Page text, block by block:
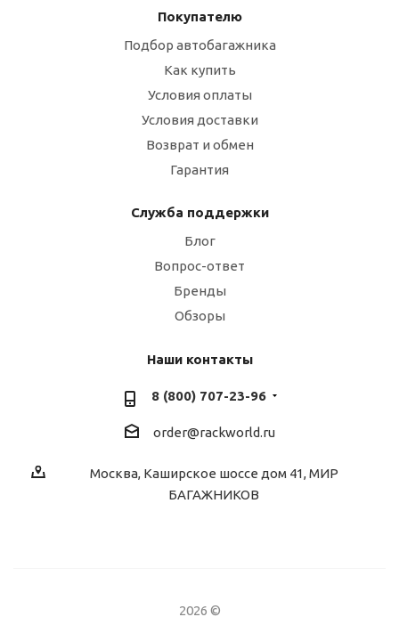
Покупателю
Подбор автобагажника
Как купить
Условия оплаты
Условия доставки
Возврат и обмен
Гарантия
Служба поддержки
Блог
Вопрос-ответ
Бренды
Обзоры
Наши контакты
8 (800) 707-23-96
order@rackworld.ru
Москва, Каширское шоссе дом 41, МИР
БАГАЖНИКОВ
2026 ©